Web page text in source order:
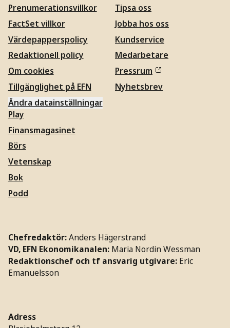
Prenumerationsvillkor
FactSet villkor
Värdepapperspolicy
Redaktionell policy
Om cookies
Tillgänglighet på EFN
Ändra datainställningar
Tipsa oss
Jobba hos oss
Kundservice
Medarbetare
Pressrum
Nyhetsbrev
Play
Finansmagasinet
Börs
Vetenskap
Bok
Podd
Chefredaktör:Anders Hägerstrand
VD, EFN Ekonomikanalen: Maria Nordin Wessman
Redaktionschef och tf ansvarig utgivare: Eric
Emanuelsson
Adress